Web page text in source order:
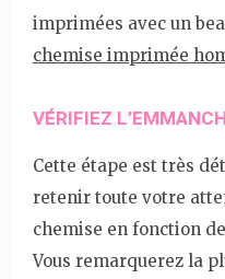
imprimées avec un
chemise imprimée
VÉRIFIEZ
Cette étape est très
retenir toute votre
chemise en fonction
Vous remarquerez la